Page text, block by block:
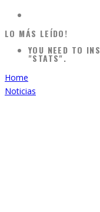
LO MÁS LEÍDO!
YOU NEED TO
"STATS".
Home
Noticias